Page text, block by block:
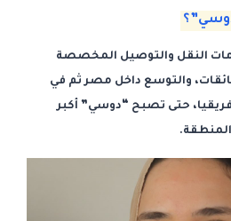
النقل والتوصيل المخصصة
والتوسع داخل مصر ثم في
حتى تصبح “دوسي” أكبر